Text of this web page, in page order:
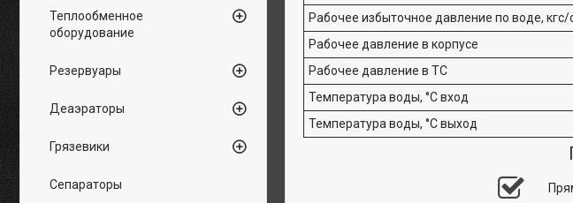
Рабочее избыточное давление по воде,
Рабочее давление в корпусе
Рабочее давление в ТС
Температура воды, °С вход
Температура воды, °С выход
Теплообменное
оборудование
Резервуары
Деаэраторы
Грязевики
Сепараторы